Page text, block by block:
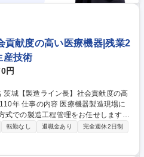
貢献度の高い医療機器|残業2
産技術
円
造現場に
式での製造工程管理をお任せします。
調整、品質管理などを通じて、社会的
体的な業務内容】 ■
設計、生産工程管理 ■作業指導 ■製
転勤なし 退職金あり
完全週休2日制